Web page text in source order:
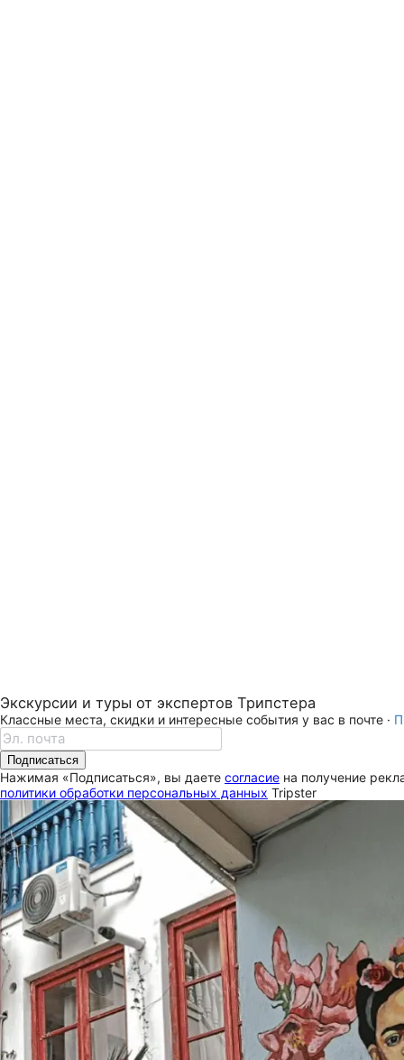
Экскурсии и туры от экспертов Трипстера
Классные места, скидки и интересные события у вас в почте ·
Подписаться
Нажимая «Подписаться», вы даете согласие на получение
политики обработки персональных данных Tripster